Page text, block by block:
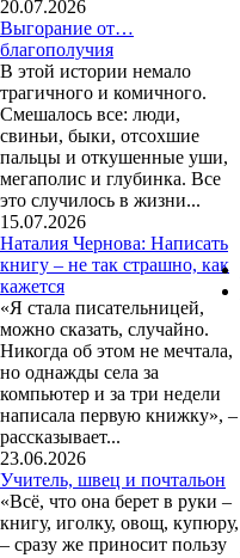
20.07.2026
Выгорание от…
благополучия
В этой истории немало
трагичного и комичного.
Смешалось все: люди,
свиньи, быки, отсохшие
пальцы и откушенные уши,
мегаполис и глубинка. Все
это случилось в жизни...
15.07.2026
Наталия Чернова: Написать
книгу – не так страшно, как
кажется
«Я стала писательницей,
можно сказать, случайно.
Никогда об этом не мечтала,
но однажды села за
компьютер и за три недели
написала первую книжку», –
рассказывает...
23.06.2026
Учитель, швец и почтальон
«Всё, что она берет в руки –
книгу, иголку, овощ, купюру,
– сразу же приносит пользу